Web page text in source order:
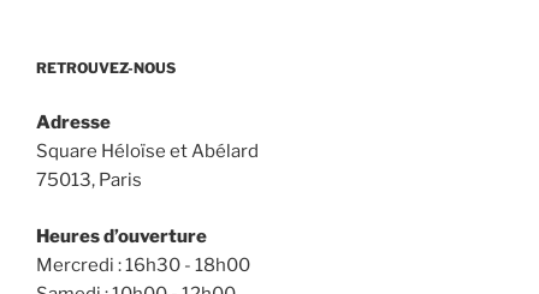
RETROUVEZ-NOUS
Adresse
Square Héloïse et Abélard
75013, Paris
Heures d’ouverture
Mercredi : 16h30 - 18h00